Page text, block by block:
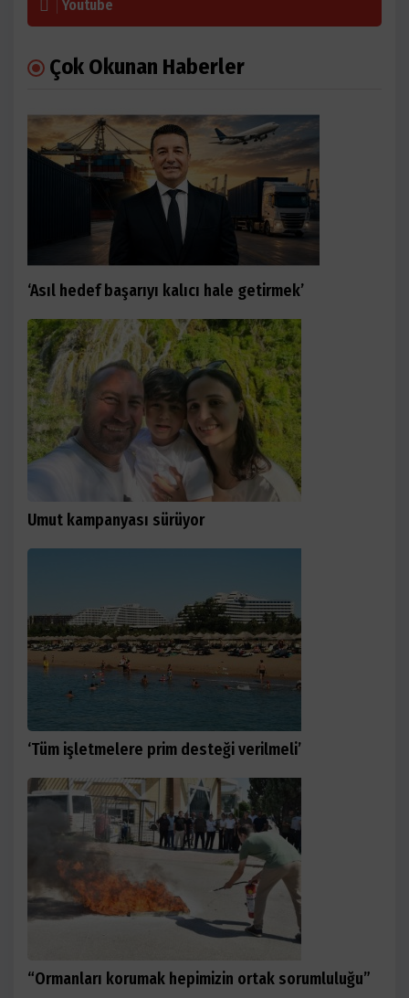
Youtube
Çok Okunan Haberler
‘Asıl hedef başarıyı kalıcı hale getirmek’
Umut kampanyası sürüyor
‘Tüm işletmelere prim desteği verilmeli’
“Ormanları korumak hepimizin ortak sorumluluğu”